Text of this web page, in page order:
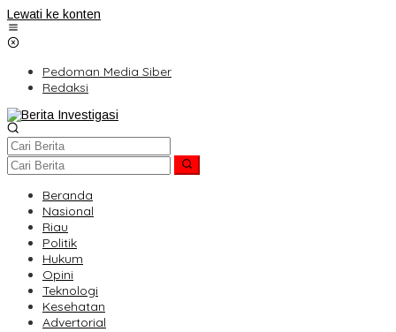
Lewati ke konten
Pedoman Media Siber
Redaksi
Beranda
Nasional
Riau
Politik
Hukum
Opini
Teknologi
Kesehatan
Advertorial